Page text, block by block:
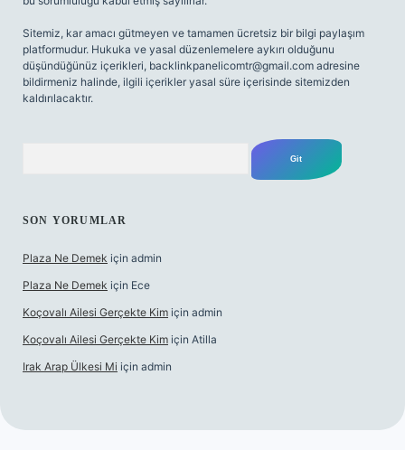
Sitemiz, kar amacı gütmeyen ve tamamen ücretsiz bir bilgi paylaşım
platformudur. Hukuka ve yasal düzenlemelere aykırı olduğunu
düşündüğünüz içerikleri, backlinkpanelicomtr@gmail.com adresine
bildirmeniz halinde, ilgili içerikler yasal süre içerisinde sitemizden
kaldırılacaktır.
SON YORUMLAR
Plaza Ne Demek için admin
Plaza Ne Demek için Ece
Koçovalı Ailesi Gerçekte Kim için admin
Koçovalı Ailesi Gerçekte Kim için Atilla
Irak Arap Ülkesi Mi için admin